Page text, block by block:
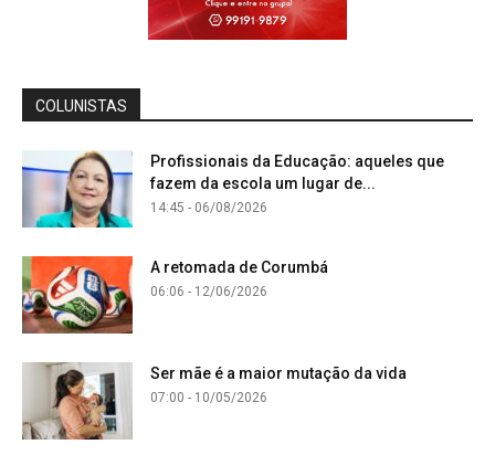
COLUNISTAS
Profissionais da Educação: aqueles que
fazem da escola um lugar de...
14:45 - 06/08/2026
A retomada de Corumbá
06:06 - 12/06/2026
Ser mãe é a maior mutação da vida
07:00 - 10/05/2026